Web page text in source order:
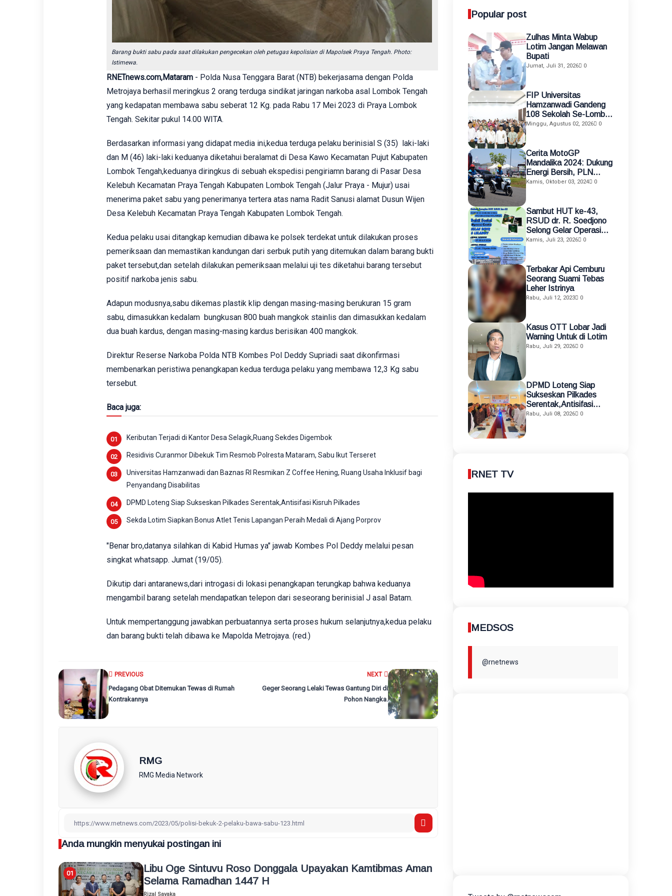
Barang bukti sabu pada saat dilakukan pengecekan oleh petugas kepolisian di Mapolsek Praya Tengah. Photo:
Istimewa.
RNETnews.com,Mataram- Polda Nusa Tenggara Barat (NTB) bekerjasama dengan Polda
Metrojaya berhasil meringkus 2 orang terduga sindikat jaringan narkoba asal Lombok Tengah
yang kedapatan membawa sabu seberat 12 Kg. pada Rabu 17 Mei 2023 di Praya Lombok
Tengah. Sekitar pukul 14.00 WITA.
Berdasarkan informasi yang didapat media ini,kedua terduga pelaku berinisialS (35) laki-laki
dan M (46) laki-laki keduanya diketahui beralamat di Desa Kawo Kecamatan Pujut Kabupaten
Lombok Tengah,keduanya diringkus di sebuah ekspedisi pengiriamn barang di Pasar Desa
Kelebuh Kecamatan Praya Tengah Kabupaten Lombok Tengah (Jalur Praya - Mujur) usai
menerima paket sabu yang penerimanya tertera atas nama Radit Sanusi alamat Dusun Wijen
Desa Kelebuh Kecamatan Praya Tengah Kabupaten Lombok Tengah.
Kedua pelaku usai ditangkap kemudian dibawa ke polsek terdekat untuk dilakukan proses
pemeriksaan dan memastikan kandungan dari serbuk putih yang ditemukan dalam barang bukti
paket tersebut,dan setelah dilakukan pemeriksaan melalui uji tes diketahui barang tersebut
positif narkoba jenis sabu.
Adapun modusnya,sabu dikemas plastik klip dengan masing-masing berukuran 15 gram
sabu, dimasukkan kedalam bungkusan 800 buah mangkok stainlis dan dimasukkan kedalam
dua buah kardus, dengan masing-masing kardus berisikan 400 mangkok.
DirekturReserse Narkoba Polda NTB Kombes Pol Deddy Supriadi saat dikonfirmasi
membenarkan peristiwa penangkapan kedua terduga pelaku yang membawa 12,3 Kg sabu
tersebut.
Baca juga:
Keributan Terjadi di Kantor Desa Selagik,Ruang Sekdes Digembok
Residivis Curanmor Dibekuk Tim Resmob Polresta Mataram, Sabu Ikut Terseret
Universitas Hamzanwadi dan Baznas RI Resmikan Z Coffee Hening, Ruang Usaha Inklusif bagi
Penyandang Disabilitas
DPMD Loteng Siap Sukseskan Pilkades Serentak,Antisifasi Kisruh Pilkades
Sekda Lotim Siapkan Bonus Atlet Tenis Lapangan Peraih Medali di Ajang Porprov
"Benar bro,datanya silahkan di Kabid Humas ya" jawab Kombes Pol Deddy melalui pesan
singkat whatsapp. Jumat (19/05).
Dikutip dari antaranews,dari introgasi di lokasi penangkapan terungkap bahwa keduanya
mengambil barang setelah mendapatkan telepon dari seseorang berinisial J asal Batam.
Untuk mempertanggung jawabkan perbuatannya serta proses hukum selanjutnya,kedua pelaku
dan barang bukti telah dibawa ke Mapolda Metrojaya. (red.)
NEXT
Geger Seorang Lelaki Tewas Gantung Diri di
Pohon Nangka.
PREVIOUS
Pedagang Obat Ditemukan Tewas di Rumah
Kontrakannya ‎
RMG
RMG Media Network
Anda mungkin menyukai postingan ini
Libu Oge Sintuvu Roso Donggala Upayakan Kamtibmas Aman
Selama Ramadhan 1447 H
Rizal Sayaka
Popular post
Zulhas Minta Wabup
Lotim Jangan Melawan
Bupati
Jumat, Juli 31, 2026 0
FIP Universitas
Hamzanwadi Gandeng
108 Sekolah Se-Lombok
Timur, Perkuat
Mengajar dan KKN
Terintegrasi
Minggu, Agustus 02, 2026 0
Cerita MotoGP
Mandalika 2024: Dukung
Energi Bersih, PLN
Gunakan Motor Listrik
Kamis, Oktober 03, 2024 0
Sambut HUT ke-43,
RSUD dr. R. Soedjono
Selong Gelar Operasi
Gratis Celah Bibir dan
Kamis, Juli 23, 2026 0
Terbakar Api Cemburu
Seorang Suami Tebas
Leher Istrinya
Rabu, Juli 12, 2023 0
Kasus OTT Lobar Jadi
Warning Untuk di Lotim
Rabu, Juli 29, 2026 0
DPMD Loteng Siap
Sukseskan Pilkades
Serentak,Antisifasi
Kisruh Pilkades
Rabu, Juli 08, 2026 0
RNET TV
MEDSOS
@rnetnews